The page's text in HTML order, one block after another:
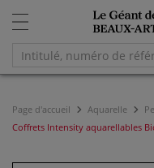
Page d'accueil Aquarelle
Coffrets Intensity aquarellables